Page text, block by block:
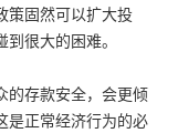
策固然可以扩大投
很大的困难。
的存款安全，会更倾
是正常经济行为的必